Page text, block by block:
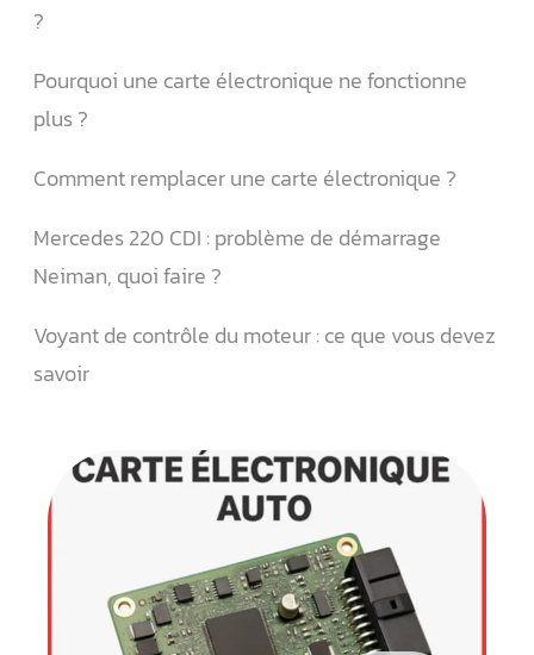
?
Pourquoi une carte électronique ne fonctionne
plus ?
Comment remplacer une carte électronique ?
Mercedes 220 CDI : problème de démarrage
Neiman, quoi faire ?
Voyant de contrôle du moteur : ce que vous devez
savoir